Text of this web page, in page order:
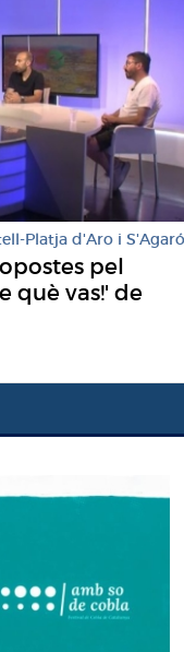
Platja d'Aro i S'Agaró
pel
què vas!' de